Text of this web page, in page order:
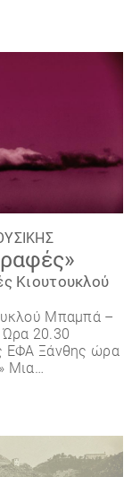
Κιουτουκλού
Μπαμπά –
20.30
ΕΦΑ Ξάνθης ώρα
Μια…